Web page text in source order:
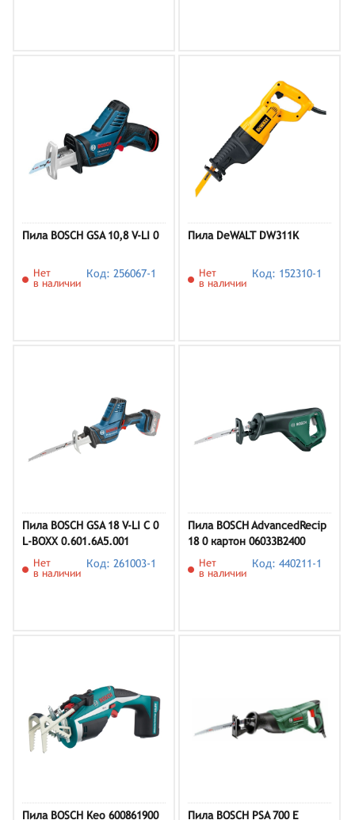
Пила BOSCH GSA 10,8 V-LI 0
Нет
в наличии
Код: 256067-1
Пила DeWALT DW311K
Нет
в наличии
Код: 152310-1
Пила BOSCH GSA 18 V-LI C 0
L-BOXX 0.601.6A5.001
Нет
в наличии
Код: 261003-1
Пила BOSCH AdvancedRecip
18 0 картон 06033B2400
Нет
в наличии
Код: 440211-1
Пила BOSCH Keo 600861900 Пила BOSCH PSA 700 E